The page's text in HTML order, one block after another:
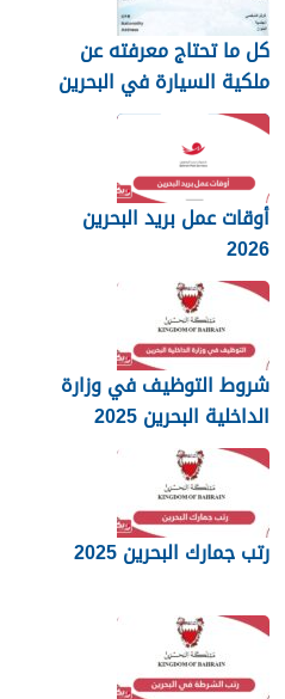
كل ما تحتاج معرفته عن
ملكية السيارة في البحرين
أوقات عمل بريد البحرين
2026
شروط التوظيف في وزارة
الداخلية البحرين 2025
رتب جمارك البحرين 2025